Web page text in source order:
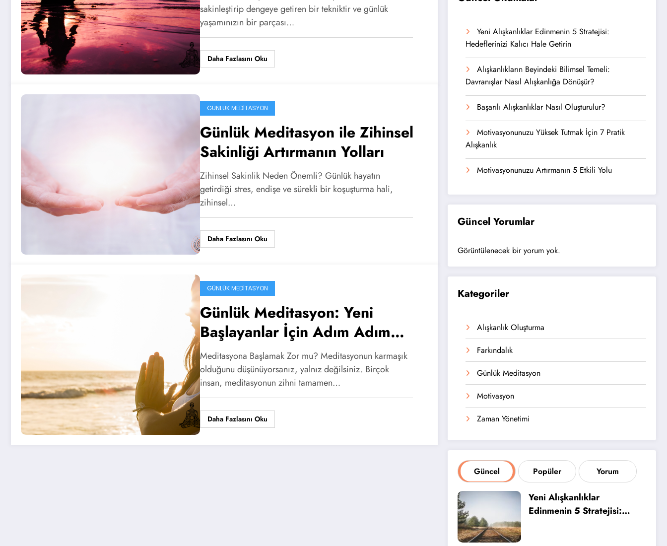
sakinleştirip dengeye getiren bir tekniktir ve günlük
yaşamınızın bir parçası…
Daha Fazlasını Oku
GÜNLÜK MEDITASYON
Günlük Meditasyon ile Zihinsel
Sakinliği Artırmanın Yolları
Zihinsel Sakinlik Neden Önemli? Günlük hayatın
getirdiği stres, endişe ve sürekli bir koşuşturma hali,
zihinsel…
Daha Fazlasını Oku
GÜNLÜK MEDITASYON
Günlük Meditasyon: Yeni
Başlayanlar İçin Adım Adım
Rehber
Meditasyona Başlamak Zor mu? Meditasyonun karmaşık
olduğunu düşünüyorsanız, yalnız değilsiniz. Birçok
insan, meditasyonun zihni tamamen…
Daha Fazlasını Oku
Yeni Alışkanlıklar Edinmenin 5 Stratejisi:
Hedeflerinizi Kalıcı Hale Getirin
Alışkanlıkların Beyindeki Bilimsel Temeli:
Davranışlar Nasıl Alışkanlığa Dönüşür?
Başarılı Alışkanlıklar Nasıl Oluşturulur?
Motivasyonunuzu Yüksek Tutmak İçin 7 Pratik
Alışkanlık
Motivasyonunuzu Artırmanın 5 Etkili Yolu
Güncel Yorumlar
Görüntülenecek bir yorum yok.
Kategoriler
Alışkanlık Oluşturma
Farkındalık
Günlük Meditasyon
Motivasyon
Zaman Yönetimi
Güncel Popüler Yorum
Yeni Alışkanlıklar
Edinmenin 5 Stratejisi:
Hedeflerinizi Kalıcı Hale